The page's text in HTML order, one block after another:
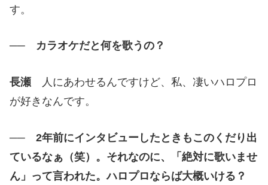
す。
── カラオケだと何を歌うの？
長瀬 人にあわせるんですけど、私、凄いハロプロ
が好きなんです。
── 2年前にインタビューしたときもこのくだり出
ているなぁ（笑）。それなのに、「絶対に歌いませ
ん」って言われた。ハロプロならば大概いける？